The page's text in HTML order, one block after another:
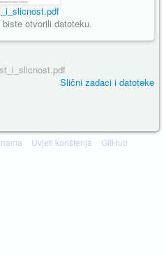
otvorili datoteku.
Slični zadaci i datoteke
Uvjeti korištenja GitHub